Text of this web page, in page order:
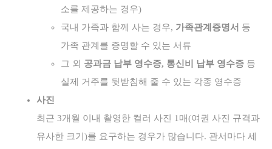
소를 제공하는 경우)
국내 가족과 함께 사는 경우, 가족관계증명서 등
가족 관계를 증명할 수 있는 서류
그 외 공과금 납부 영수증, 통신비 납부 영수증 등
실제 거주를 뒷받침해 줄 수 있는 각종 영수증
사진
최근 3개월 이내 촬영한 컬러 사진 1매(여권 사진 규격과
유사한 크기)를 요구하는 경우가 많습니다. 관서마다 세